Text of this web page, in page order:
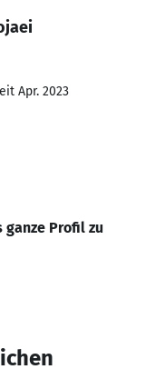
Apr. 2023
ganze Profil zu